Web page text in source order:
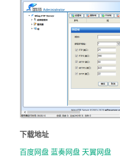
下载地址
百度网盘蓝奏网盘 天翼网盘